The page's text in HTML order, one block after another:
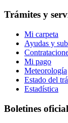
Trámites y
Mi carpeta
Ayudas y
Mi pago
Meteorología
Estado del
Estadística
Boletines